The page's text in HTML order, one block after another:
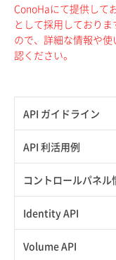
API ガイドライン
APIのご利用について
API 利活用例
APIでAPIサブユーザーを
APIでVPSにISOイメージ
APIでVPSを作成する
コントロールパネル
APIユーザーを作成する
API情報を確認する
Identity API
Credential一覧取得
Volume API
ConoHaにて提供して
として採用しており
ので、詳細な情報や
認ください。